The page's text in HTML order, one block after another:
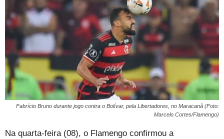
Fabrício Bruno durante jogo contra o Bolívar, pela Libertadores, no Maracanã (Foto:
Marcelo Cortes/Flamengo)
Na quarta-feira (08), o Flamengo confirmou a